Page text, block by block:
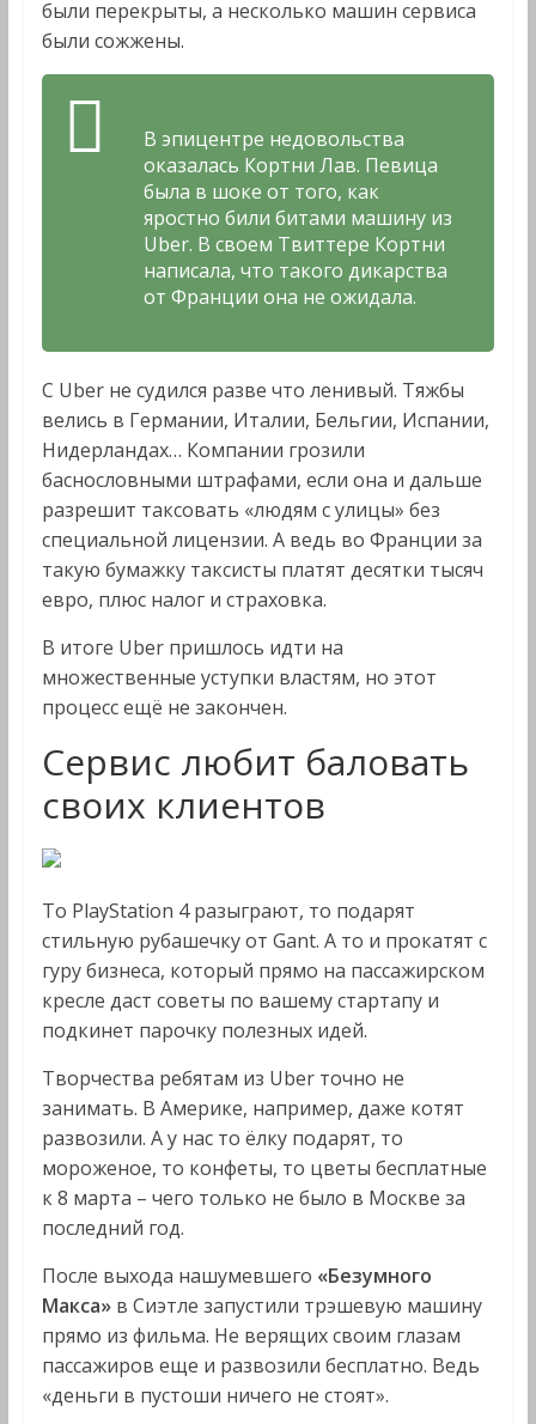
были перекрыты, а несколько машин сервиса
были сожжены.
В эпицентре недовольства
оказалась Кортни Лав. Певица
была в шоке от того, как
яростно били битами машину из
Uber. В своем Твиттере Кортни
написала, что такого дикарства
от Франции она не ожидала.
С Uber не судился разве что ленивый. Тяжбы
велись в Германии, Италии, Бельгии, Испании,
Нидерландах… Компании грозили
баснословными штрафами, если она и дальше
разрешит таксовать «людям с улицы» без
специальной лицензии. А ведь во Франции за
такую бумажку таксисты платят десятки тысяч
евро, плюс налог и страховка.
В итоге Uber пришлось идти на
множественные уступки властям, но этот
процесс ещё не закончен.
Сервис любит баловать
своих клиентов
То PlayStation 4 разыграют, то подарят
стильную рубашечку от Gant. А то и прокатят с
гуру бизнеса, который прямо на пассажирском
кресле даст советы по вашему стартапу и
подкинет парочку полезных идей.
Творчества ребятам из Uber точно не
занимать. В Америке, например, даже котят
развозили. А у нас то ёлку подарят, то
мороженое, то конфеты, то цветы бесплатные
к 8 марта – чего только не было в Москве за
последний год.
После выхода нашумевшего «Безумного
Макса» в Сиэтле запустили трэшевую машину
прямо из фильма. Не верящих своим глазам
пассажиров еще и развозили бесплатно. Ведь
«деньги в пустоши ничего не стоят».